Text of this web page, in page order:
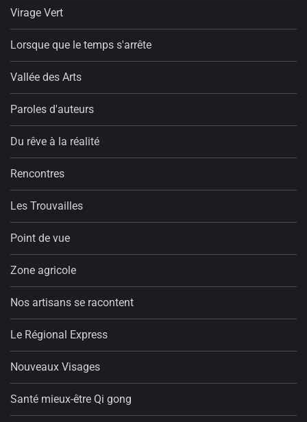
Virage Vert
Lorsque que le temps s'arrête
Vallée des Arts
Paroles d'auteurs
Du rêve à la réalité
Rencontres
Les Trouvailles
Point de vue
Zone agricole
Nos artisans se racontent
Le Régional Express
Nouveaux Visages
Santé mieux-être Qi gong